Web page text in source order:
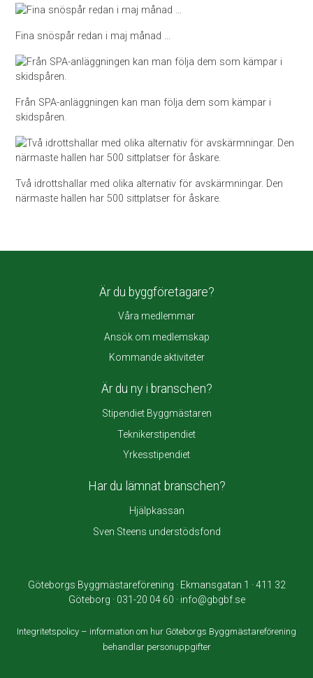
Fina snöspår redan i maj månad …
Från SPA-anläggningen kan man följa dem som kämpar i
skidspåren.
Två idrottshallar med olika alternativ för avskärmningar. Den
närmaste hallen har 500 sittplatser för åskare.
Är du byggföretagare?
Våra medlemmar
Ansök om medlemskap
Kommande aktiviteter
Är du ny i branschen?
Stipendiet Byggmästaren
Teknikerstipendiet
Yrkesstipendiet
Har du lämnat branschen?
Hjälpkassan
Sven Steens understödsfond
Göteborgs Byggmästareförening · Ekmansgatan 1 · 411 32
Göteborg · 031-20 04 60 · info@gbgbf.se
Integritetspolicy – information om hur Göteborgs Byggmästareförening
behandlar personuppgifter